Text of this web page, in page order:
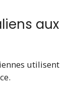
aux
utilisent